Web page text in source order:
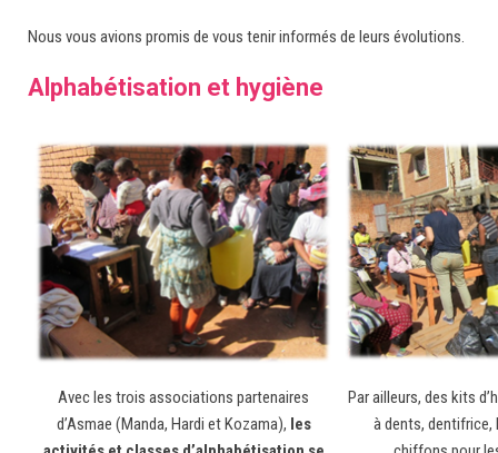
Nous vous avions promis de vous tenir informés de leurs évolutions.
Alphabétisation et hygiène
Avec les trois associations partenaires
d’Asmae (Manda, Hardi et Kozama), les
Par ailleurs, des kits
à dents, dentifrice,